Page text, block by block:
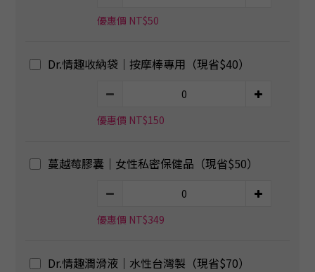
優惠價 NT$50
Dr.情趣收納袋｜按摩棒專用（現省$40）
優惠價 NT$150
蔓越莓膠囊｜女性私密保健品（現省$50）
優惠價 NT$349
Dr.情趣潤滑液｜水性台灣製（現省$70）